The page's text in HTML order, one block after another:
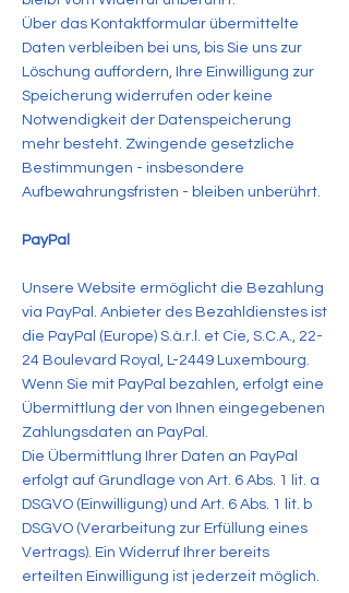
Über das Kontaktformular übermittelte
Daten verbleiben bei uns, bis Sie uns zur
Löschung auffordern, Ihre Einwilligung zur
Speicherung widerrufen oder keine
Notwendigkeit der Datenspeicherung
mehr besteht. Zwingende gesetzliche
Bestimmungen - insbesondere
Aufbewahrungsfristen - bleiben unberührt.
PayPal
Unsere Website ermöglicht die Bezahlung
via PayPal. Anbieter des Bezahldienstes ist
die PayPal (Europe) S.à.r.l. et Cie, S.C.A., 22-
24 Boulevard Royal, L-2449 Luxembourg.
Wenn Sie mit PayPal bezahlen, erfolgt eine
Übermittlung der von Ihnen eingegebenen
Zahlungsdaten an PayPal.
Die Übermittlung Ihrer Daten an PayPal
erfolgt auf Grundlage von Art. 6 Abs. 1 lit. a
DSGVO (Einwilligung) und Art. 6 Abs. 1 lit. b
DSGVO (Verarbeitung zur Erfüllung eines
Vertrags). Ein Widerruf Ihrer bereits
erteilten Einwilligung ist jederzeit möglich.